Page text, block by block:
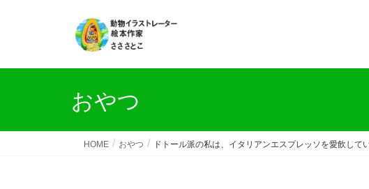
おやつ
HOME おやつ ドトール派の私は、イタリアンエスプレッソを愛飲して